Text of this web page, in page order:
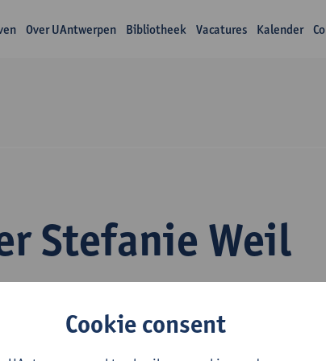
Over UAntwerpen Bibliotheek Vacatures Kalender
Stefanie Weil
Cookie consent